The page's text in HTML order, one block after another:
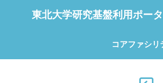
東北大学研究基盤利用ポー
コアファシ